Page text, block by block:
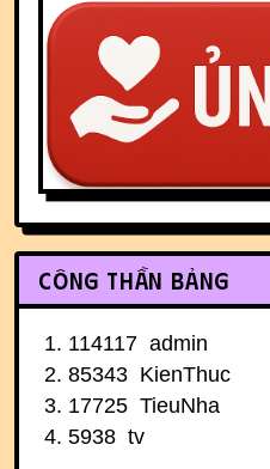
Công thần bảng
114117 admin
85343 KienThuc
17725 TieuNha
5938 tv